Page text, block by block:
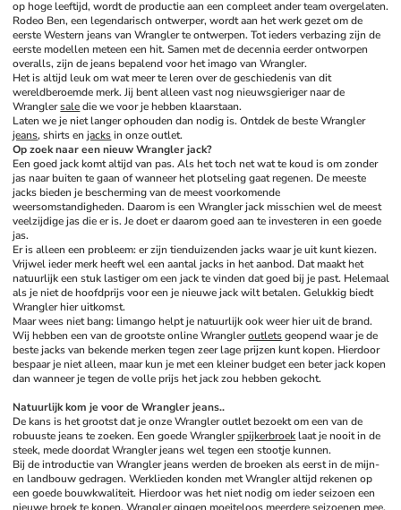
Rodeo Ben, een legendarisch ontwerper, wordt aan het werk gezet om de
eerste Western jeans van Wrangler te ontwerpen. Tot ieders verbazing zijn de
eerste modellen meteen een hit. Samen met de decennia eerder ontworpen
overalls, zijn de jeans bepalend voor het imago van Wrangler.
Het is altijd leuk om wat meer te leren over de geschiedenis van dit
wereldberoemde merk. Jij bent alleen vast nog nieuwsgieriger naar de
Wrangler sale die we voor je hebben klaarstaan.
Laten we je niet langer ophouden dan nodig is. Ontdek de beste Wrangler
jeans, shirts en jacks in onze outlet.
Op zoek naar een nieuw Wrangler jack?
Een goed jack komt altijd van pas. Als het toch net wat te koud is om zonder
jas naar buiten te gaan of wanneer het plotseling gaat regenen. De meeste
jacks bieden je bescherming van de meest voorkomende
weersomstandigheden. Daarom is een Wrangler jack misschien wel de meest
veelzijdige jas die er is. Je doet er daarom goed aan te investeren in een goede
jas.
Er is alleen een probleem: er zijn tienduizenden jacks waar je uit kunt kiezen.
Vrijwel ieder merk heeft wel een aantal jacks in het aanbod. Dat maakt het
natuurlijk een stuk lastiger om een jack te vinden dat goed bij je past. Helemaal
als je niet de hoofdprijs voor een je nieuwe jack wilt betalen. Gelukkig biedt
Wrangler hier uitkomst.
Maar wees niet bang: limango helpt je natuurlijk ook weer hier uit de brand.
Wij hebben een van de grootste online Wrangler outlets geopend waar je de
beste jacks van bekende merken tegen zeer lage prijzen kunt kopen. Hierdoor
bespaar je niet alleen, maar kun je met een kleiner budget een beter jack kopen
dan wanneer je tegen de volle prijs het jack zou hebben gekocht.
Natuurlijk kom je voor de Wrangler jeans..
De kans is het grootst dat je onze Wrangler outlet bezoekt om een van de
robuuste jeans te zoeken. Een goede Wrangler spijkerbroek laat je nooit in de
steek, mede doordat Wrangler jeans wel tegen een stootje kunnen.
Bij de introductie van Wrangler jeans werden de broeken als eerst in de mijn-
en landbouw gedragen. Werklieden konden met Wrangler altijd rekenen op
een goede bouwkwaliteit. Hierdoor was het niet nodig om ieder seizoen een